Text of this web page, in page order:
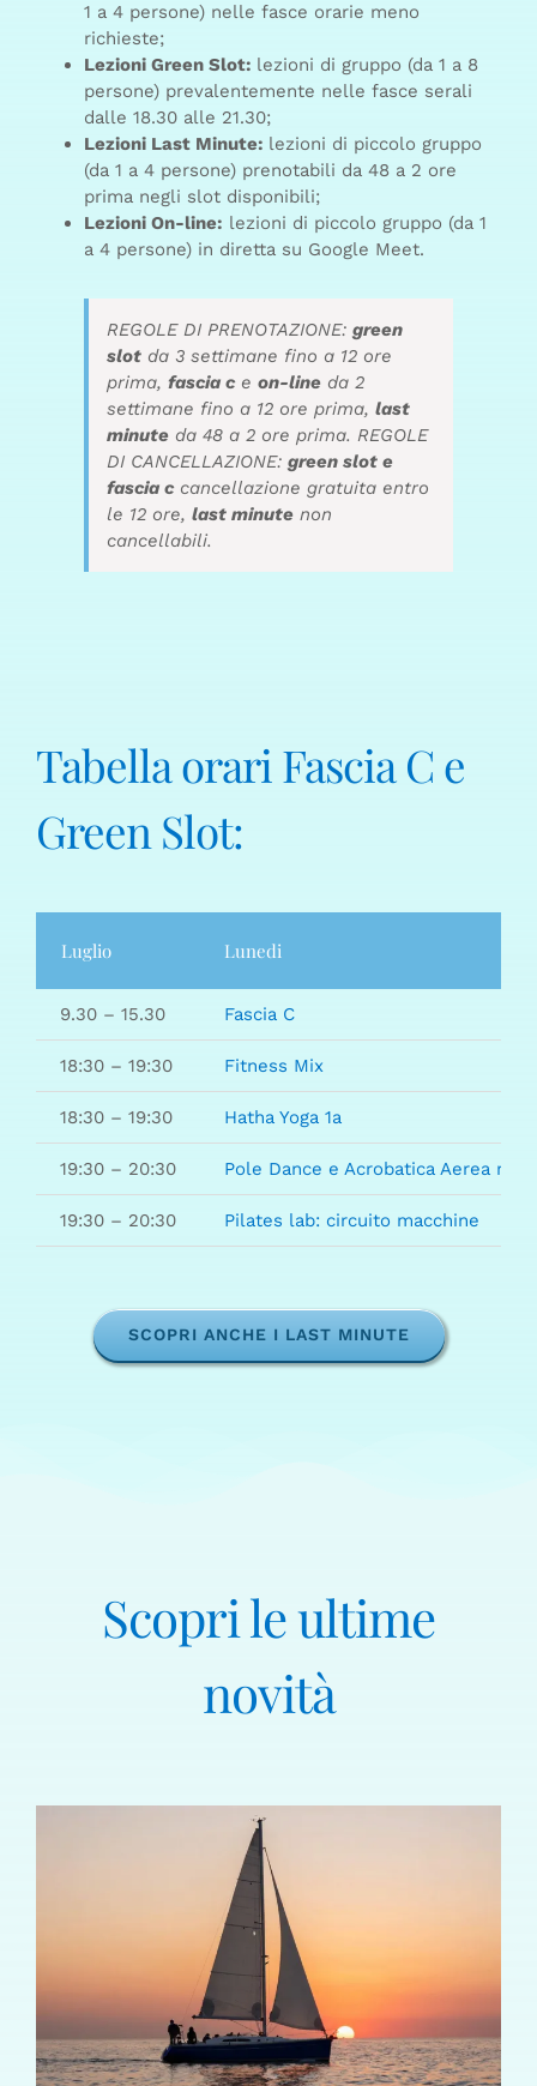
1 a 4 persone) nelle fasce orarie meno
richieste;
Lezioni Green Slot: lezioni di gruppo (da 1 a 8
persone) prevalentemente nelle fasce serali
dalle 18.30 alle 21.30;
Lezioni Last Minute: lezioni di piccolo gruppo
(da 1 a 4 persone) prenotabili da 48 a 2 ore
prima negli slot disponibili;
Lezioni On-line: lezioni di piccolo gruppo (da 1
a 4 persone) in diretta su Google Meet.
REGOLE DI PRENOTAZIONE: green
slot da 3 settimane fino a 12 ore
prima, fascia ce on-line da 2
settimane fino a 12 ore prima, last
minute da 48 a 2 ore prima. REGOLE
DI CANCELLAZIONE: green slot e
fascia ccancellazione gratuita entro
le 12 ore, last minute non
cancellabili.
Tabella orari Fascia C e
Green Slot:
Luglio Lunedi
9.30 – 15.30 Fascia C
18:30 – 19:30 Fitness Mix
18:30 – 19:30 Hatha Yoga 1a
19:30 – 20:30 Pole Dance e Acrobatica Aerea mix
19:30 – 20:30 Pilates lab: circuito macchine
SCOPRI ANCHE I LAST MINUTE
Scopri le ultime
novità